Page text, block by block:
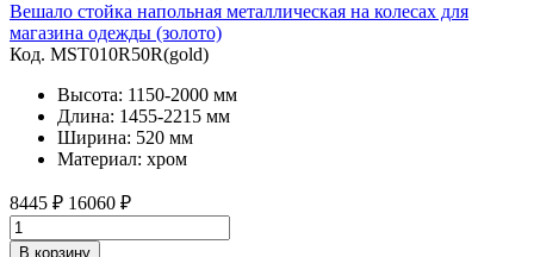
Вешало стойка напольная металлическая на колесах для
магазина одежды (золото)
Код. MST010R50R(gold)
Высота: 1150-2000 мм
Длина: 1455-2215 мм
Ширина: 520 мм
Материал: хром
8445 ₽ 16060 ₽
В корзину